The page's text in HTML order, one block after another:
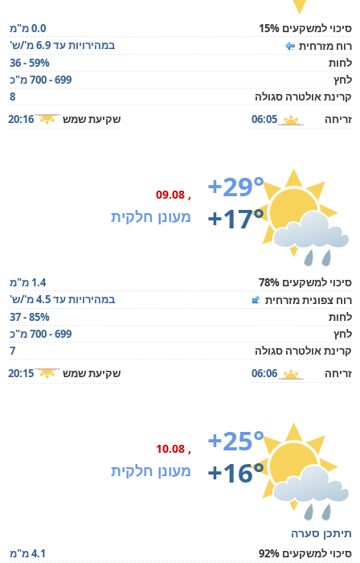
סיכוי למשקעים 15%
0.0 מ"מ
רוח מזרחית
במהירויות עד 6.9 מ'/ש'
לחות
36 - 59%
לחץ
699 - 700 מ"כ
קרינת אולטרה סגולה
8
זריחה
06:05 שקיעת שמש 20:16
+29°
+17°
, 09.08
מעונן חלקית
סיכוי למשקעים 78%
1.4 מ"מ
רוח צפונית מזרחית
במהירויות עד 4.5 מ'/ש'
לחות
37 - 85%
לחץ
699 - 700 מ"כ
קרינת אולטרה סגולה
7
זריחה
06:06 שקיעת שמש 20:15
+25°
+16°
, 10.08
מעונן חלקית
תיתכן סערה
סיכוי למשקעים 92% 4.1 מ"מ